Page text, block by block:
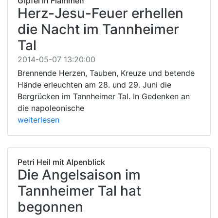
Herz-Jesu-Feuer erhellen
die Nacht im Tannheimer
Tal
2014-05-07 13:20:00
Brennende Herzen, Tauben, Kreuze und betende
Hände erleuchten am 28. und 29. Juni die
Bergrücken im Tannheimer Tal. In Gedenken an
die napoleonische
weiterlesen
Petri Heil mit Alpenblick
Die Angelsaison im
Tannheimer Tal hat
begonnen